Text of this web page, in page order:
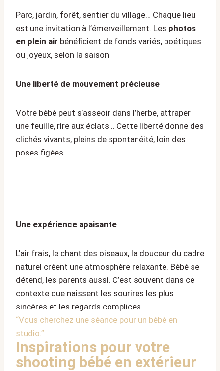
Parc, jardin, forêt, sentier du village… Chaque lieu
est une invitation à l’émerveillement. Les photos
en plein air bénéficient de fonds variés, poétiques
ou joyeux, selon la saison.
Une liberté de mouvement précieuse
Votre bébé peut s’asseoir dans l’herbe, attraper
une feuille, rire aux éclats… Cette liberté donne des
clichés vivants, pleins de spontanéité, loin des
poses figées.
Une expérience apaisante
L’air frais, le chant des oiseaux, la douceur du cadre
naturel créent une atmosphère relaxante. Bébé se
détend, les parents aussi. C’est souvent dans ce
contexte que naissent les sourires les plus
sincères et les regards complices
“Vous cherchez une séance pour un bébé en
studio .”
Inspirations pour votre
shooting bébé en extérieur